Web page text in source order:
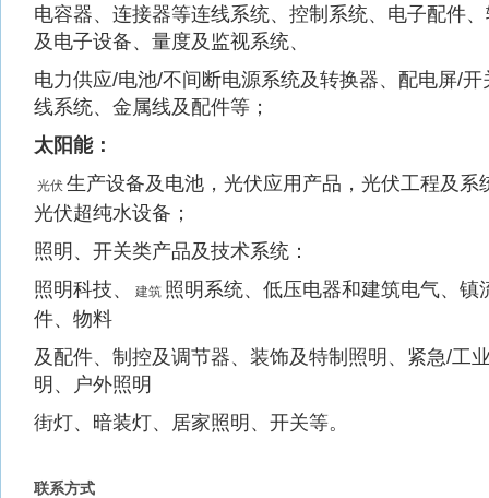
电容器、连接器等连线系统、控制系统、电子配件
及电子设备、量度及监视系统、
电力供应/电池/不间断电源系统及转换器、配电屏/
线系统、金属线及配件等；
太阳能：
光伏 生产设备及电池，光伏应用产品，光伏工程及系
光伏超纯水设备；
照明、开关类产品及技术系统：
照明科技、
建筑 照明系统、低压电器和建筑电气、镇
件、物料
及配件、制控及调节器、装饰及特制照明、紧急/工
明、户外照明
街灯、暗装灯、居家照明、开关等。
联系方式